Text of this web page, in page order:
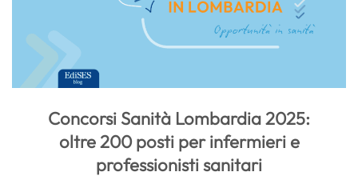
Concorsi Sanità Lombardia 2025:
oltre 200 posti per infermieri e
professionisti sanitari